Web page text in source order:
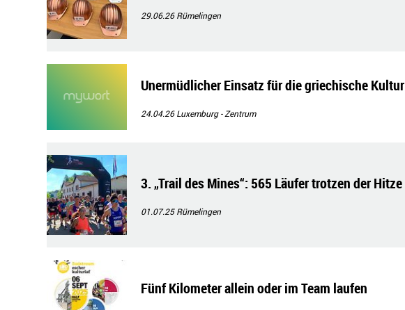
29.06.26Rümelingen
Unermüdlicher Einsatz für die griechische Kultur
24.04.26Luxemburg - Zentrum
3. „Trail des Mines“: 565 Läufer trotzen der Hitze
01.07.25Rümelingen
Fünf Kilometer allein oder im Team laufen